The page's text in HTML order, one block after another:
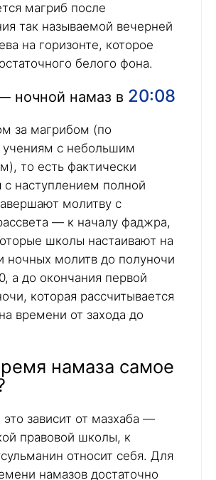
магриб после
так называемой вечерней
на горизонте, которое
белого фона.
ночной намаз в 20:08
за магрибом (по
с небольшим
то есть фактически
с наступлением полной
молитву с
— к началу фаджра,
школы настаивают на
ночных молитв до полуночи
а до окончания первой
которая рассчитывается
времени от захода до
намаза самое
зависит от мазхаба —
правовой школы, к
относит себя. Для
намазов достаточно